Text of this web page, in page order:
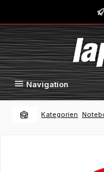
Zum Hauptinhalt springen
Navigation
Kategorien